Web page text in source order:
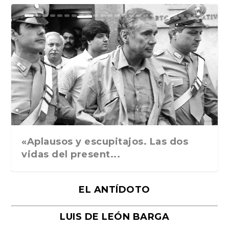
Ground Rules. Alejan...
«Rafael: Poesía subl...
Bienvenidos al circo...
Georges de La Tour. ...
Robert Capa: la hist...
«Aplausos y escupitajos. Las dos
vidas del present...
EL ANTÍDOTO
LUIS DE LEÓN BARGA